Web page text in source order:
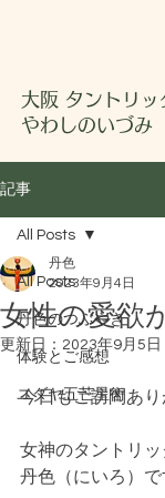
大阪 タントリッ
やわしのいづみ
記事
All Posts
丹色のつぶやき
体験とご感想
ユダヤ五芒星術
All Posts
女性の愛欲
丹色
2023年9月4日
更新日： 2023年9月5日
今日もご訪問あり
女神のタントリ
丹色（にいろ）で